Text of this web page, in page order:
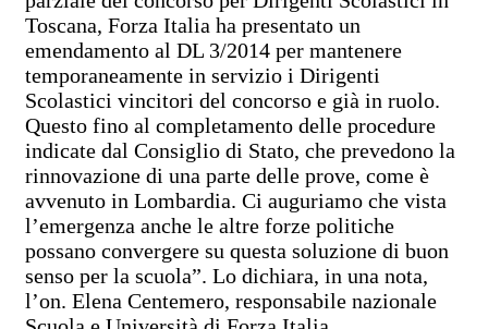
Toscana, Forza Italia ha presentato un
emendamento al DL 3/2014 per mantenere
temporaneamente in servizio i Dirigenti
Scolastici vincitori del concorso e già in ruolo.
Questo fino al completamento delle procedure
indicate dal Consiglio di Stato, che prevedono la
rinnovazione di una parte delle prove, come è
avvenuto in Lombardia. Ci auguriamo che vista
l’emergenza anche le altre forze politiche
possano convergere su questa soluzione di buon
senso per la scuola”. Lo dichiara, in una nota,
l’on. Elena Centemero, responsabile nazionale